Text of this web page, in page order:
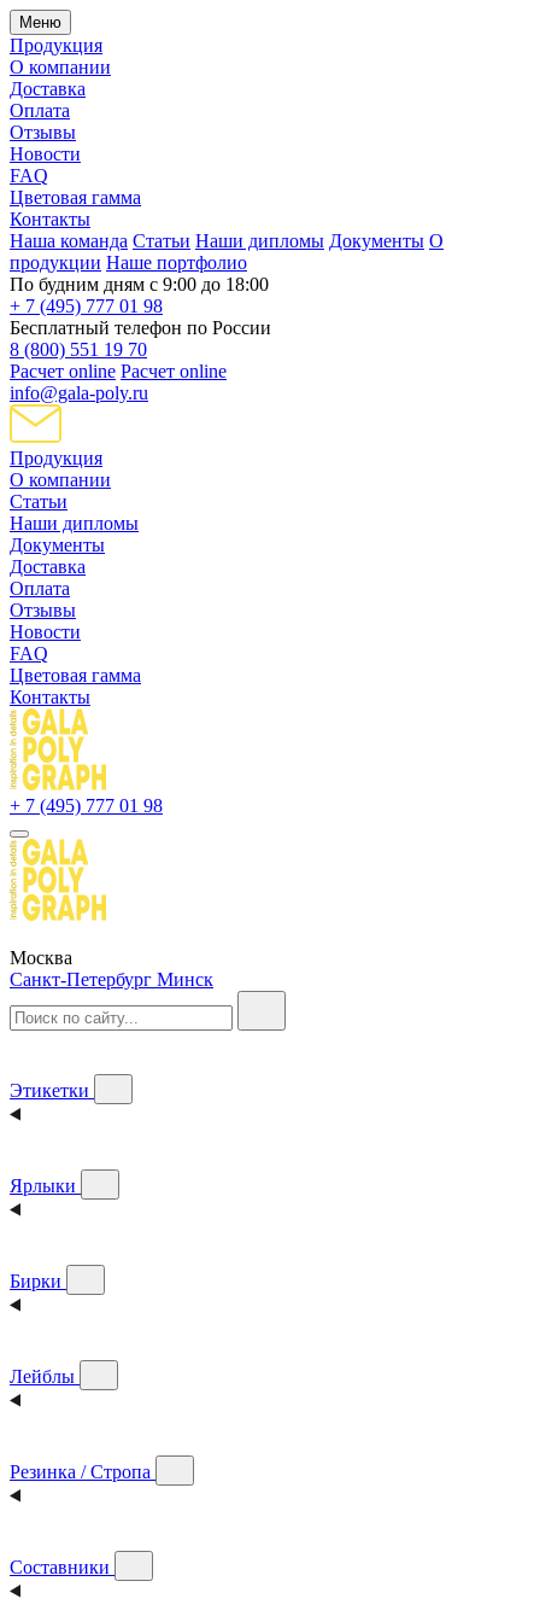
Меню
Продукция
О компании
Доставка
Оплата
Отзывы
Новости
FAQ
Цветовая гамма
Контакты
Наша команда Статьи Наши дипломы Документы О
продукции Наше портфолио
По будним дням с 9:00 до 18:00
+ 7 (495) 777 01 98
Бесплатный телефон по России
8 (800) 551 19 70
Расчет online Расчет online
info@gala-poly.ru
Продукция
О компании
Статьи
Наши дипломы
Документы
Доставка
Оплата
Отзывы
Новости
FAQ
Цветовая гамма
Контакты
+ 7 (495) 777 01 98
Москва
Санкт-Петербург Минск
Этикетки
Ярлыки
Бирки
Лейблы
Резинка / Стропа
Составники